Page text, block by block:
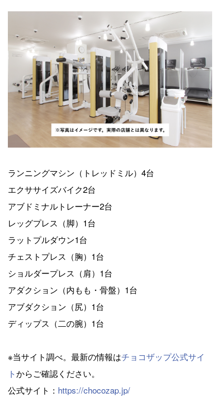
ランニングマシン（トレッドミル）4台
エクササイズバイク2台
アブドミナルトレーナー2台
レッグプレス（脚）1台
ラットプルダウン1台
チェストプレス（胸）1台
ショルダープレス（肩）1台
アダクション（内もも・骨盤）1台
アブダクション（尻）1台
ディップス（二の腕）1台
※当サイト調べ。最新の情報はチョコザップ公式サイ
ト からご確認ください。
公式サイト： https://chocozap.jp/